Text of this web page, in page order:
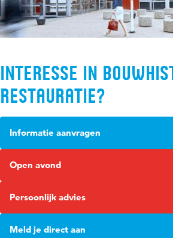
Interesse in
Restauratie?
Informatie aanvragen
Open avond
Persoonlijk advies
Meld je direct aan